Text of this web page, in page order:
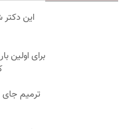
این دکتر